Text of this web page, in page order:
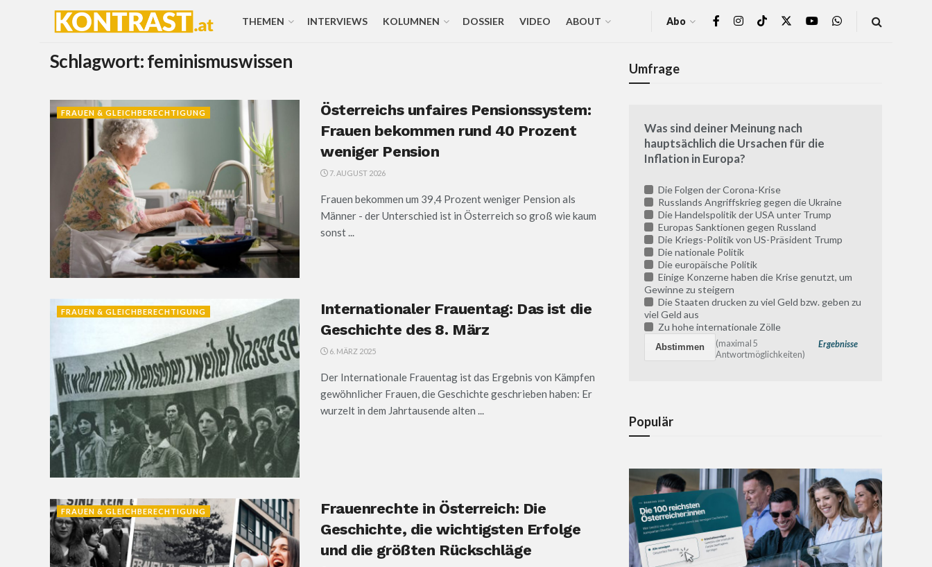
THEMEN INTERVIEWS KOLUMNEN DOSSIER VIDEO ABOUT Abo
Schlagwort:feminismuswissen
FRAUEN & GLEICHBERECHTIGUNG
Österreichs unfaires Pensionssystem:
Frauen bekommen rund 40 Prozent
weniger Pension
7. AUGUST 2026
Frauen bekommen um 39,4 Prozent weniger Pension als
Männer - der Unterschied ist in Österreich so groß wie kaum
sonst ...
FRAUEN & GLEICHBERECHTIGUNG
Internationaler Frauentag: Das ist die
Geschichte des 8. März
6. MÄRZ 2025
Der Internationale Frauentag ist das Ergebnis von Kämpfen
gewöhnlicher Frauen, die Geschichte geschrieben haben: Er
wurzelt in dem Jahrtausende alten ...
FRAUEN & GLEICHBERECHTIGUNG
Frauenrechte in Österreich: Die
Geschichte, die wichtigsten Erfolge
und die größten Rückschläge
Umfrage
Was sind deiner Meinung nach
hauptsächlich die Ursachen für die
Inflation in Europa?
Die Folgen der Corona-Krise
Russlands Angriffskrieg gegen die Ukraine
Die Handelspolitik der USA unter Trump
Europas Sanktionen gegen Russland
Die Kriegs-Politik von US-Präsident Trump
Die nationale Politik
Die europäische Politik
Einige Konzerne haben die Krise genutzt, um
Gewinne zu steigern
Die Staaten drucken zu viel Geld bzw. geben zu
viel Geld aus
Zu hohe internationale Zölle
Ergebnisse
(maximal 5
Antwortmöglichkeiten)
Populär